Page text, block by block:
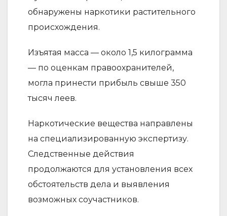
обнаружены наркотики растительного
происхождения.
Изъятая масса — около 1,5 килограмма
— по оценкам правоохранителей,
могла принести прибыль свыше 350
тысяч леев.
Наркотические вещества направлены
на специализированную экспертизу.
Следственные действия
продолжаются для установления всех
обстоятельств дела и выявления
возможных соучастников.